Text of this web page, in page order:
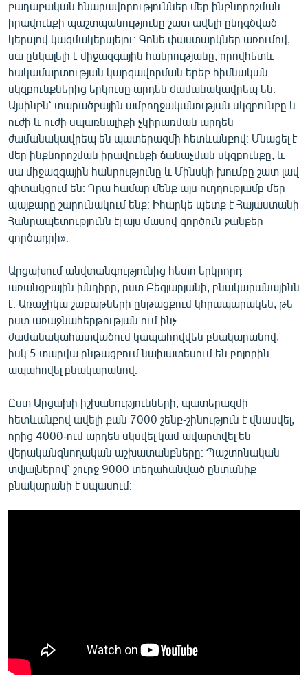
քաղաքական հնարավորություններ մեր ինքնորոշման
իրավունքի պաշտպանությունը շատ ավելի ընդգծված
կերպով կազմակերպելու։ Գոնե փաստարկներ առումով,
սա ընկալելի է միջազգային հանրությանը, որովհետև
հակամարտության կարգավորման երեք հիմնական
սկզբունքներից երկուսը արդեն ժամանակավրեպ են։
Այսինքն՝ տարածքային ամբողջականության սկզբունքը և
ուժի և ուժի սպառնալիքի չկիրառման արդեն
ժամանակավրեպ են պատերազմի հետևանքով։ Մնացել է
մեր ինքնորոշման իրավունքի ճանաչման սկզբունքը, և
սա միջազգային հանրությունը և Մինսկի խումբը շատ լավ
գիտակցում են։ Դրա համար մենք այս ուղղությամբ մեր
պայքարը շարունակում ենք։ Իհարկե պետք է Հայաստանի
Հանրապետությունն էլ այս մասով գործուն ջանքեր
գործադրի»։
Արցախում անվտանգությունից հետո երկրորդ
առանցքային խնդիրը, ըստ Բեգլարյանի, բնակարանայինն
է։ Առաջիկա շաբաթների ընթացքում կհրապարակեն, թե
ըստ առաջնահերթության ում ինչ
ժամանակահատվածում կապահովվեն բնակարանով,
իսկ 5 տարվա ընթացքում նախատեսում են բոլորին
ապահովել բնակարանով։
Ըստ Արցախի իշխանությունների, պատերազմի
հետևանքով ավելի քան 7000 շենք-շինություն է վնասվել,
որից 4000-ում արդեն սկսվել կամ ավարտվել են
վերականգնողական աշխատանքները։ Պաշտոնական
տվյալներով՝ շուրջ 9000 տեղահանված ընտանիք
բնակարանի է սպասում։